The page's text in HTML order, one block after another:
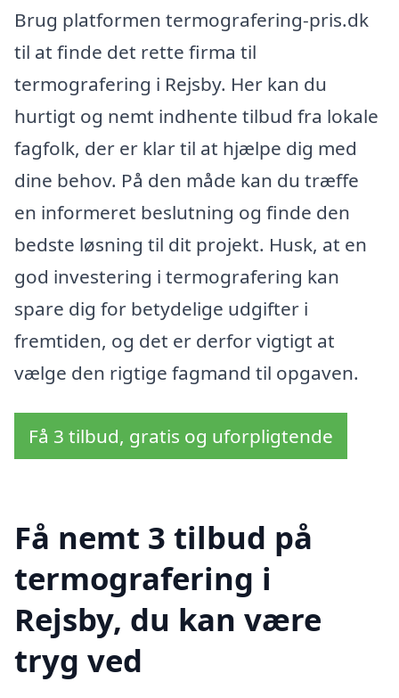
Brug platformen termografering-pris.dk
til at finde det rette firma til
termografering i Rejsby. Her kan du
hurtigt og nemt indhente tilbud fra lokale
fagfolk, der er klar til at hjælpe dig med
dine behov. På den måde kan du træffe
en informeret beslutning og finde den
bedste løsning til dit projekt. Husk, at en
god investering i termografering kan
spare dig for betydelige udgifter i
fremtiden, og det er derfor vigtigt at
vælge den rigtige fagmand til opgaven.
Få 3 tilbud, gratis og uforpligtende
Få nemt 3 tilbud på
termografering i
Rejsby, du kan være
tryg ved